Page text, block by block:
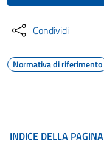
Condividi
Normativa di riferimento
INDICE DELLA PAGINA